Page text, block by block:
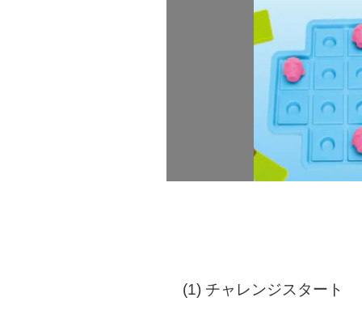
(1) チャレンジスタート